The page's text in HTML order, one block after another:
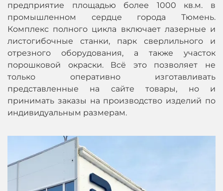
предприятие площадью более 1000 кв.м. в
промышленном сердце города Тюмень.
Комплекс полного цикла включает лазерные и
листогибочные станки, парк сверлильного и
отрезного оборудования, а также участок
порошковой окраски. Всё это позволяет не
только оперативно изготавливать
представленные на сайте товары, но и
принимать заказы на производство изделий по
индивидуальным размерам.